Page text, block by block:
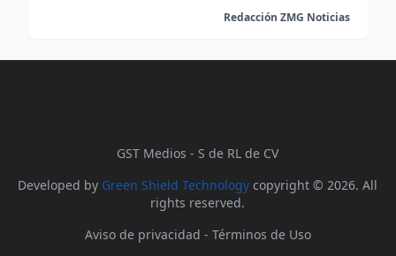
Redacción ZMG Noticias
GST Medios - S de RL de CV
Developed by Green Shield Technology copyright © 2026. All
rights reserved.
Aviso de privacidad - Términos de Uso